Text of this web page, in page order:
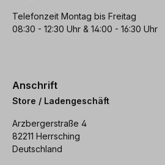
Telefonzeit Montag bis Freitag
08:30 - 12:30 Uhr & 14:00 - 16:30 Uhr
Anschrift
Store / Ladengeschäft
Arzbergerstraße 4
82211 Herrsching
Deutschland